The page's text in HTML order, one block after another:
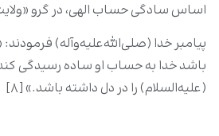
اساس سادگی حساب الهی، در گرو
پیامبر خدا (صلی‌الله‌علیه‌وآله)
باشد خدا به حساب او ساده رسیدگی
(علیه‌السلام) را در دل داشته باشد.» [۸]